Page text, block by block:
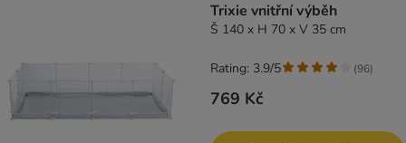
Trixie vnitřní výběh
Š 140 x H 70 x V 35 cm
769 Kč
Rating: 3.9/5 (96)